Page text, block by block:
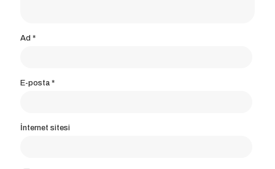
Ad *
E-posta *
İnternet sitesi